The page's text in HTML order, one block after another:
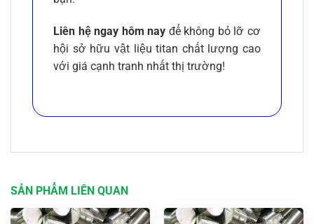
Liên hệ ngay hôm nay để không bỏ lỡ cơ
hội sở hữu vật liệu titan chất lượng cao
với giá cạnh tranh nhất thị trường!
SẢN PHẨM LIÊN QUAN